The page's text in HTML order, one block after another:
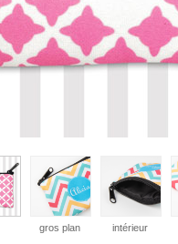
gros plan intérieur